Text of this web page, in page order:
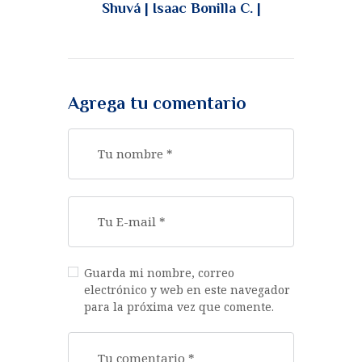
Shuvá | Isaac Bonilla C. |
Agrega tu comentario
Guarda mi nombre, correo
electrónico y web en este navegador
para la próxima vez que comente.